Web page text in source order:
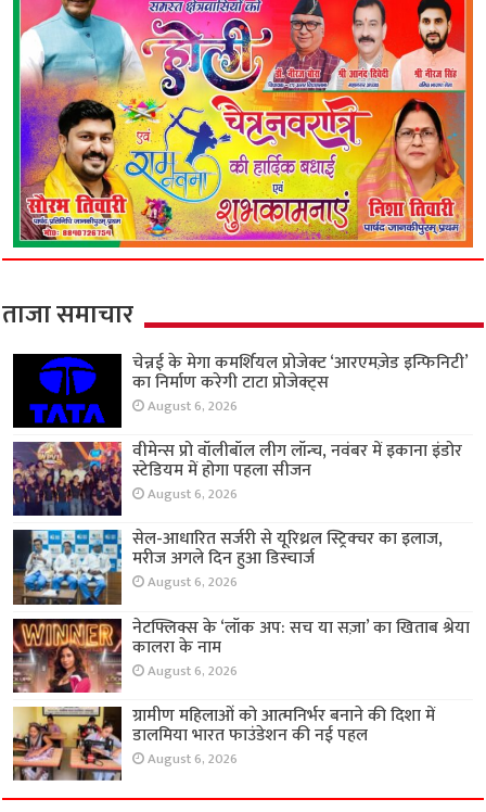
ताजा समाचार
चेन्नई के मेगा कमर्शियल प्रोजेक्ट ‘आरएमज़ेड इन्फिनिटी’
का निर्माण करेगी टाटा प्रोजेक्ट्स
August 6, 2026
वीमेन्स प्रो वॉलीबॉल लीग लॉन्च, नवंबर में इकाना इंडोर
स्टेडियम में होगा पहला सीजन
August 6, 2026
सेल-आधारित सर्जरी से यूरिथ्रल स्ट्रिक्चर का इलाज,
मरीज अगले दिन हुआ डिस्चार्ज
August 6, 2026
नेटफ्लिक्स के ‘लॉक अप: सच या सज़ा’ का खिताब श्रेया
कालरा के नाम
August 6, 2026
ग्रामीण महिलाओं को आत्मनिर्भर बनाने की दिशा में
डालमिया भारत फाउंडेशन की नई पहल
August 6, 2026